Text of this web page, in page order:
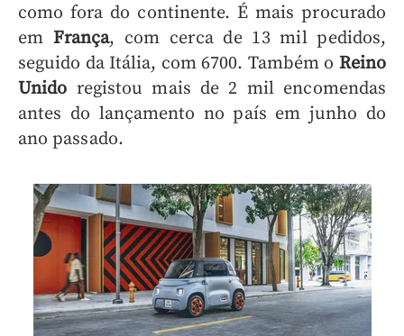
como fora do continente. É mais procurado
em França, com cerca de 13 mil pedidos,
seguido da Itália, com 6700. Também o Reino
Unido registou mais de 2 mil encomendas
antes do lançamento no país em junho do
ano passado.